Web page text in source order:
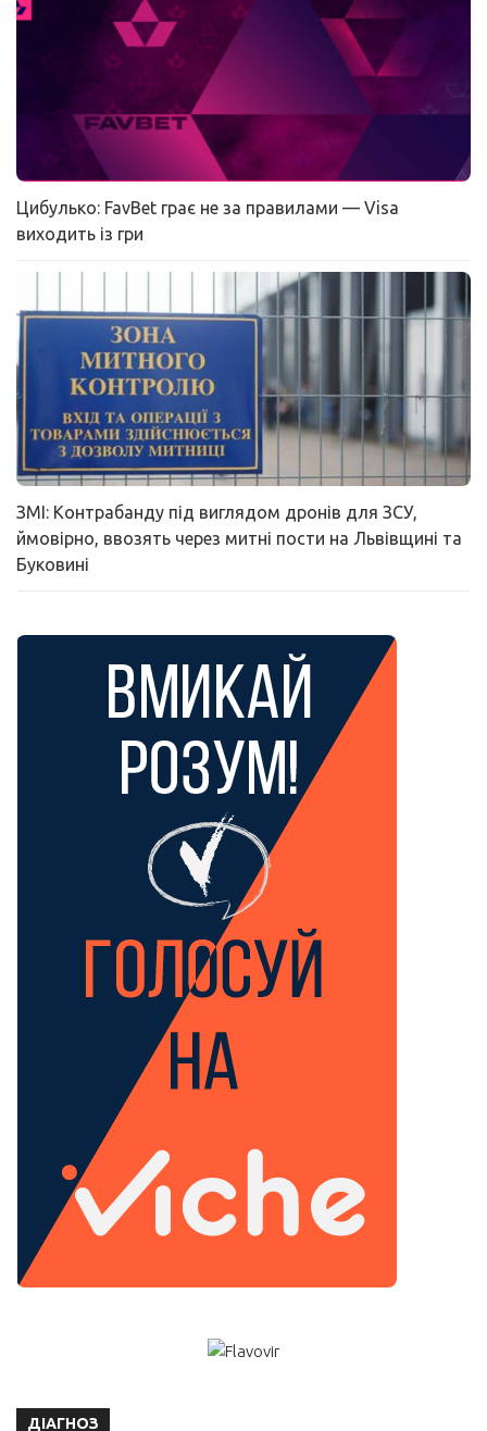
Цибулько: FavBet грає не за правилами — Visa
виходить із гри
ЗМІ: Контрабанду під виглядом дронів для ЗСУ,
ймовірно, ввозять через митні пости на Львівщині та
Буковині
ДІАГНОЗ